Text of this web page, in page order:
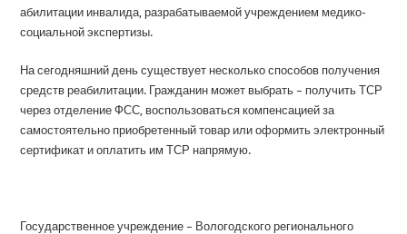
абилитации инвалида, разрабатываемой учреждением медико-
социальной экспертизы.
На сегодняшний день существует несколько способов получения
средств реабилитации. Гражданин может выбрать – получить ТСР
через отделение ФСС, воспользоваться компенсацией за
самостоятельно приобретенный товар или оформить электронный
сертификат и оплатить им ТСР напрямую.
Государственное учреждение – Вологодского регионального